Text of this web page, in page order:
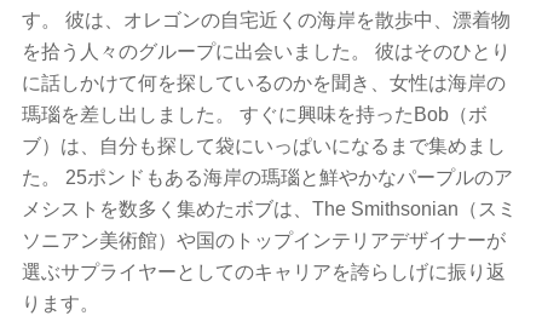
す。 彼は、オレゴンの自宅近くの海岸を散歩中、漂着物
を拾う人々のグループに出会いました。 彼はそのひとり
に話しかけて何を探しているのかを聞き、女性は海岸の
瑪瑙を差し出しました。 すぐに興味を持ったBob（ボ
ブ）は、自分も探して袋にいっぱいになるまで集めまし
た。 25ポンドもある海岸の瑪瑙と鮮やかなパープルのア
メシストを数多く集めたボブは、The Smithsonian（スミ
ソニアン美術館）や国のトップインテリアデザイナーが
選ぶサプライヤーとしてのキャリアを誇らしげに振り返
ります。